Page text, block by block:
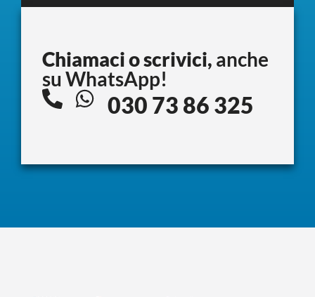
Chiamaci o scrivici, anche
su WhatsApp!
030 73 86 325